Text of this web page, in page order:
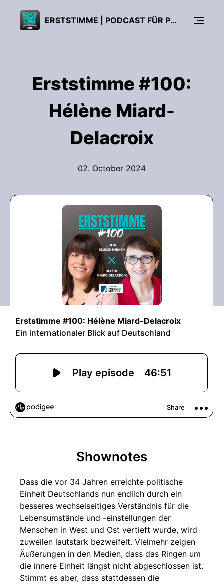
ERSTSTIMME | PODCAST FÜR POLITISCHE BILDUNG
Erststimme #100:
Hélène Miard-
Delacroix
02. October 2024
Shownotes
Dass die vor 34 Jahren erreichte politische
Einheit Deutschlands nun endlich durch ein
besseres wechselseitiges Verständnis für die
Lebensumstände und -einstellungen der
Menschen in West und Ost vertieft wurde, wird
zuweilen lautstark bezweifelt. Vielmehr zeigen
Äußerungen in den Medien, dass das Ringen um
die innere Einheit längst nicht abgeschlossen ist.
Stimmt es aber, dass stattdessen die